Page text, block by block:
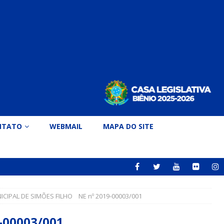
WEBMAIL MAPA DO SITE
DE SIMÕES FILHO NE nº 2019-00003/001